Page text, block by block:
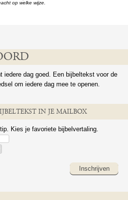
op welke wijze.
iedere dag goed. Een bijbeltekst voor de
om iedere dag mee te openen.
IN JE MAILBOX
Kies je favoriete bijbelvertaling.
Inschrijven